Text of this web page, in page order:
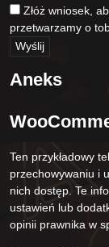
Złóż wniosek,
przetwarzamy o
Aneks
Ten przykładowy
przechowywaniu i
nich dostęp. Te
ustawień lub
opinii prawnika w